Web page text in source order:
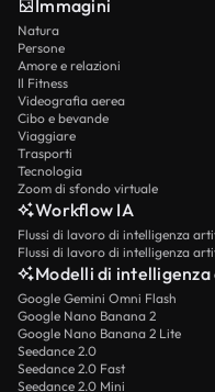
Immagini
Natura
Persone
Amore e relazioni
Il Fitness
Videografia aerea
Cibo e bevande
Viaggiare
Trasporti
Tecnologia
Zoom di sfondo virtuale
Workflow IA
Flussi di lavoro di intelligenza
Modelli di
Google Gemini Omni Flash
Google Nano Banana 2
Google Nano Banana 2 Lite
Seedance 2.0
Seedance 2.0 Fast
Seedance 2.0 Mini